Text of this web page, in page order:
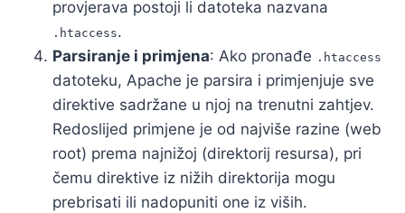
provjerava postoji li datoteka nazvana
.htaccess.
Parsiranje i primjena: Ako pronađe .htaccess
datoteku, Apache je parsira i primjenjuje sve
direktive sadržane u njoj na trenutni zahtjev.
Redoslijed primjene je od najviše razine (web
root) prema najnižoj (direktorij resursa), pri
čemu direktive iz nižih direktorija mogu
prebrisati ili nadopuniti one iz viših.